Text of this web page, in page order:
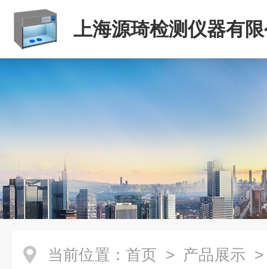
上海源琦检测仪器有
当前位置： 首页 > 产品展示